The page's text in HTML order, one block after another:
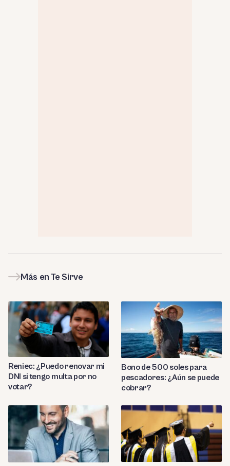
Más en Te Sirve
Reniec: ¿Puedo renovar mi
DNI si tengo multa por no
votar?
Bono de 500 soles para
pescadores: ¿Aún se puede
cobrar?